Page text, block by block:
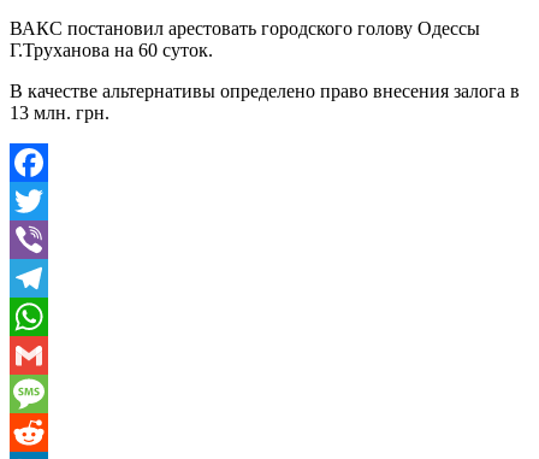
ВАКС постановил арестовать городского голову Одессы
Г.Труханова на 60 суток.
В качестве альтернативы определено право внесения залога в
13 млн. грн.
Facebook
Twitter
Viber
Telegram
WhatsApp
Gmail
Message